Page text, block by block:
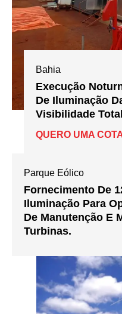
Bahia
Execução
De Iluminação
Visibilidade
QUERO UMA
Parque Eólico
Fornecimento De
Iluminação Para
De Manutenção E
Turbinas.